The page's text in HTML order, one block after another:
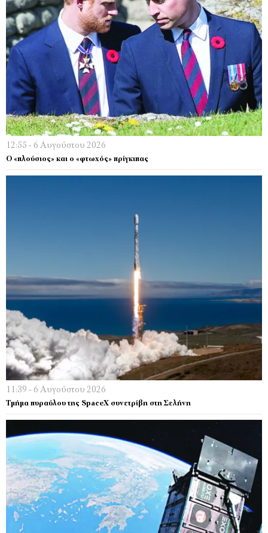
12:55 - 6 Αυγούστου 2026
Ο «πλούσιος» και ο «φτωχός» πρίγκιπας
11:39 - 6 Αυγούστου 2026
Τμήμα πυραύλου της SpaceX συνετρίβη στη Σελήνη